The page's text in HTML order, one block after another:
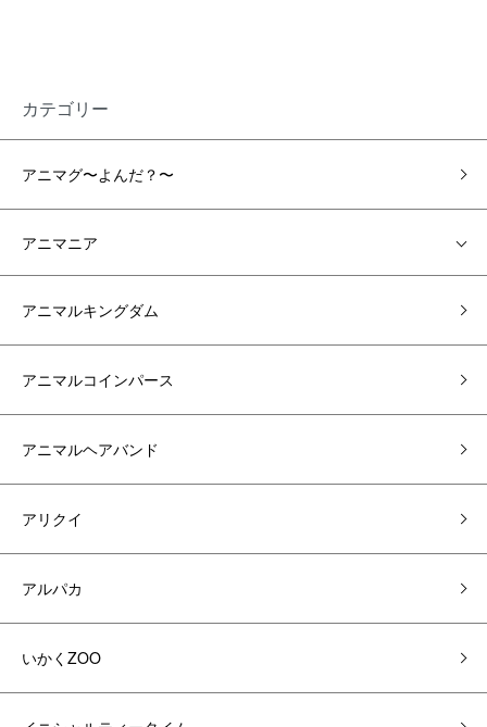
カテゴリー
アニマグ〜よんだ？〜
アニマニア
アニマルキングダム
アニマルコインパース
アニマルヘアバンド
アリクイ
アルパカ
いかくZOO